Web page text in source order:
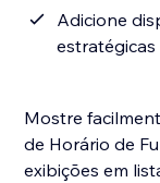
Adicione
Mostre
de Horário de
exibições em